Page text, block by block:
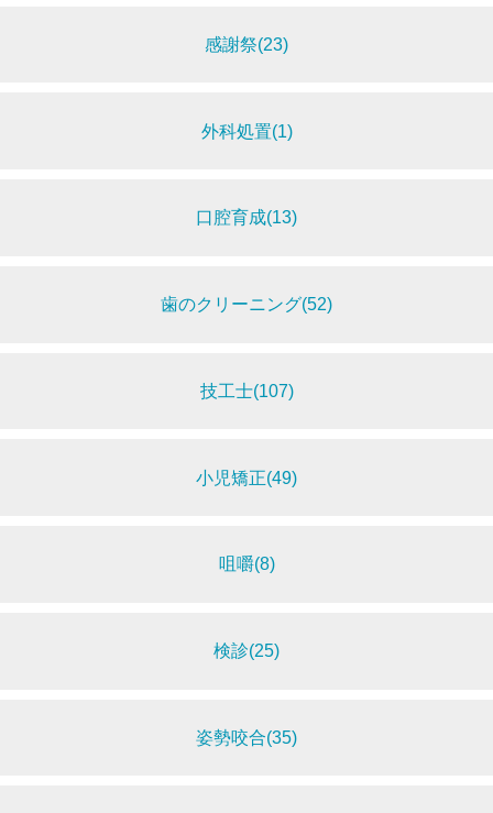
感謝祭(23)
外科処置(1)
口腔育成(13)
歯のクリーニング(52)
技工士(107)
小児矯正(49)
咀嚼(8)
検診(25)
姿勢咬合(35)